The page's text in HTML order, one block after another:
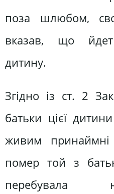
поза шлюбом,
вказав, що
дитину.
Згідно із ст. 2
батьки цієї
живим
помер той з
перебувала